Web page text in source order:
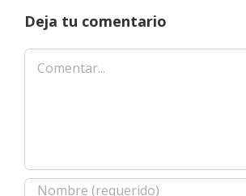
Deja tu comentario
Comentar